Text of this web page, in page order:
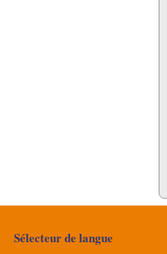
Sélecteur de langue